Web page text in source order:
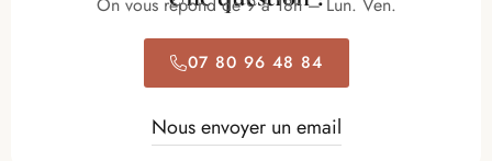
On vous répond de 9 à 18h – Lun. Ven.
07 80 96 48 84
Nous envoyer un email